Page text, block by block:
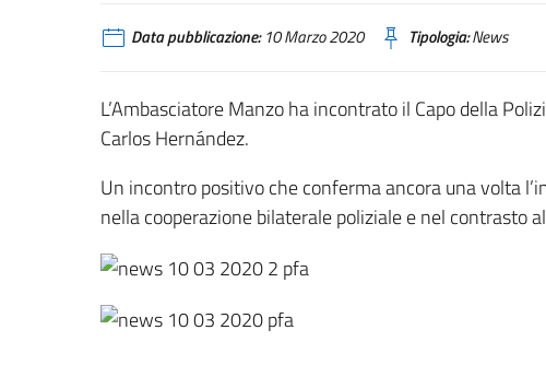
Data pubblicazione:10 Marzo 2020 Tipologia:News
L’Ambasciatore Manzo ha incontrato il Capo della
Carlos Hernández.
Un incontro positivo che conferma ancora una volta
nella cooperazione bilaterale poliziale e nel contrasto